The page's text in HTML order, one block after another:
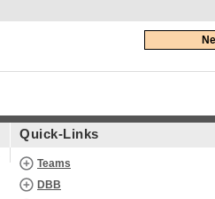
Quick-Links
Teams
DBB